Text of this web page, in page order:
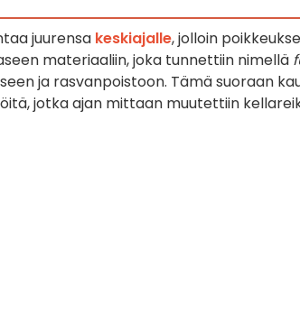
juurensa keskiajalle, jolloin
materiaaliin, joka tunnettiin nimellä
ja rasvanpoistoon. Tämä suoraan
jotka ajan mittaan muutettiin